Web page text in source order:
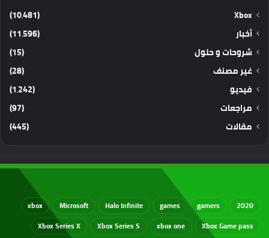
Xbox
(10٬481)
أخبار
(11٬596)
شروحات و حلول
(15)
غير مصنف
(28)
فيديو
(1٬242)
مراجعات
(97)
مقالات
(445)
2020
gamers
games
Halo Infinite
Microsoft
xbox
Xbox Game pass
xbox one
Xbox Series S
Xbox Series X